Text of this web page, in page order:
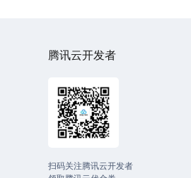
腾讯云开发者
扫码关注腾讯云开发者